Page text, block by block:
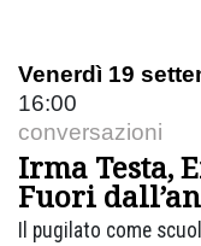
Venerdì 19
16:00
conversazioni
Irma Testa,
Fuori
Il pugilato come